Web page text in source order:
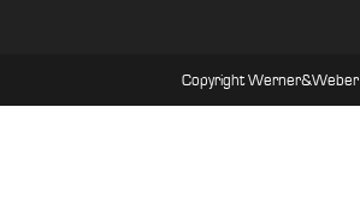
Copyright Werner&Weber